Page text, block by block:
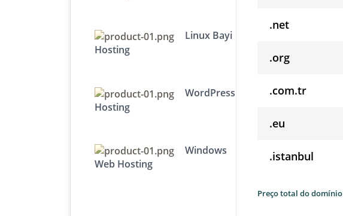
Linux Bayi
Hosting
WordPress
Hosting
Windows
Web Hosting
.net
.org
.com.tr
.eu
.istanbul
Preço total do domínio